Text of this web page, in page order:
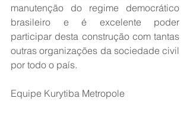
manutenção do regime democrático
brasileiro e é excelente poder
participar desta construção com tantas
outras organizações da sociedade civil
por todo o país.
Equipe Kurytiba Metropole